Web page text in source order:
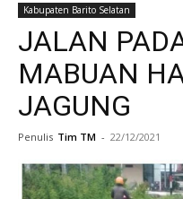
Kabupaten Barito Selatan
JALAN
MABUAN
JAGUNG
Penulis Tim TM - 22/12/2021